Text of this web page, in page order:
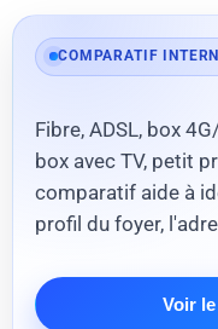
COMPARATIF
Fibre, ADSL, box
box avec TV, petit
comparatif aide à
profil du foyer,
Voir